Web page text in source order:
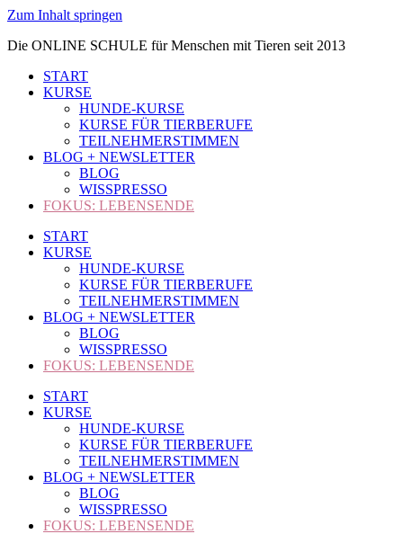
Zum Inhalt springen
Die ONLINE SCHULE für Menschen mit Tieren seit 2013
START
KURSE
HUNDE-KURSE
KURSE FÜR TIERBERUFE
TEILNEHMERSTIMMEN
BLOG + NEWSLETTER
BLOG
WISSPRESSO
FOKUS: LEBENSENDE
START
KURSE
HUNDE-KURSE
KURSE FÜR TIERBERUFE
TEILNEHMERSTIMMEN
BLOG + NEWSLETTER
BLOG
WISSPRESSO
FOKUS: LEBENSENDE
START
KURSE
HUNDE-KURSE
KURSE FÜR TIERBERUFE
TEILNEHMERSTIMMEN
BLOG + NEWSLETTER
BLOG
WISSPRESSO
FOKUS: LEBENSENDE